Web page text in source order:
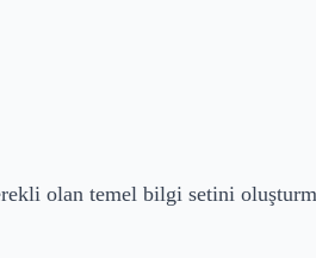
olan temel bilgi setini